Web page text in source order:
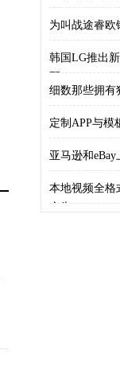
为叫战途睿欧
韩国LG推出
配
细数那些拥有
定制APP与模
亚马逊和
本地视频全格
广告